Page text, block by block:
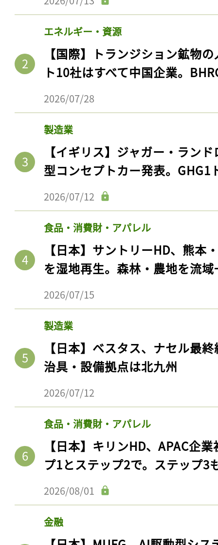
エネルギー・資源
【国際】トランジション鉱物
ト10社はすべて中国企業。
2026/07/28
製造業
【イギリス】ジャガー・ラン
型コンセプトカー発表。GHG1
2026/07/12
食品・消費財・アパレル
【日本】サントリーHD、熊本
を湿地再生。森林・農地を流
2026/07/15
製造業
【日本】ベスタス、ナセル最
治具・設備拠点は北九州
2026/07/12
食品・消費財・アパレル
【日本】キリンHD、APAC企
プ1とステップ2で。ステップ3
2026/08/01
金融